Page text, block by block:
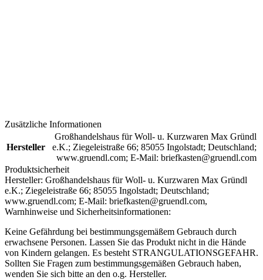
Zusätzliche Informationen
Hersteller
Großhandelshaus für Woll- u. Kurzwaren Max Gründl
e.K.; Ziegeleistraße 66; 85055 Ingolstadt; Deutschland;
www.gruendl.com; E-Mail: briefkasten@gruendl.com
Produktsicherheit
Hersteller: Großhandelshaus für Woll- u. Kurzwaren Max Gründl
e.K.; Ziegeleistraße 66; 85055 Ingolstadt; Deutschland;
www.gruendl.com; E-Mail: briefkasten@gruendl.com,
Warnhinweise und Sicherheitsinformationen:
Keine Gefährdung bei bestimmungsgemäßem Gebrauch durch
erwachsene Personen. Lassen Sie das Produkt nicht in die Hände
von Kindern gelangen. Es besteht STRANGULATIONSGEFAHR.
Sollten Sie Fragen zum bestimmungsgemäßen Gebrauch haben,
wenden Sie sich bitte an den o.g. Hersteller.